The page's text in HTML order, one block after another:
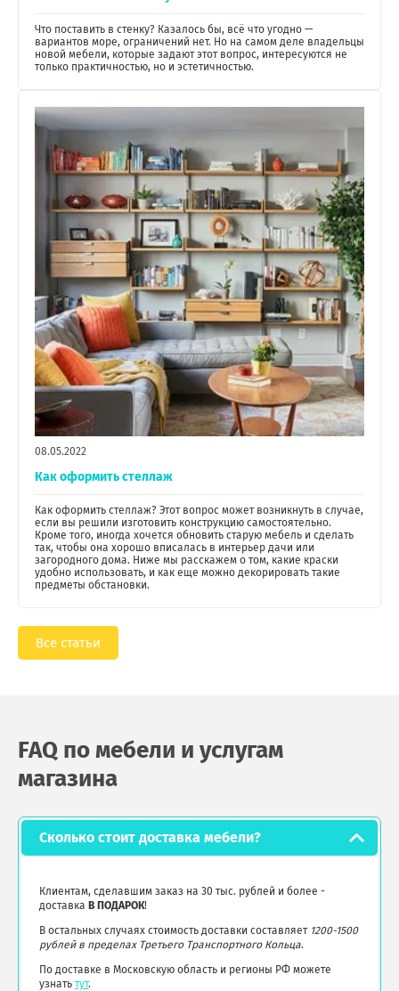
Что поставить в стенку? Казалось бы, всё что угодно —
вариантов море, ограничений нет. Но на самом деле владельцы
новой мебели, которые задают этот вопрос, интересуются не
только практичностью, но и эстетичностью.
08.05.2022
Как оформить стеллаж
Как оформить стеллаж? Этот вопрос может возникнуть в случае,
если вы решили изготовить конструкцию самостоятельно.
Кроме того, иногда хочется обновить старую мебель и сделать
так, чтобы она хорошо вписалась в интерьер дачи или
загородного дома. Ниже мы расскажем о том, какие краски
удобно использовать, и как еще можно декорировать такие
предметы обстановки.
Все статьи
FAQ по мебели и услугам
магазина
Сколько стоит доставка мебели?
Клиентам, сделавшим заказ на 30 тыс. рублей и более -
доставка В ПОДАРОК!
В остальных случаях стоимость доставки составляет 1200-1500
рублей в пределах Третьего Транспортного Кольца.
По доставке в Московскую область и регионы РФ можете
узнать тут.